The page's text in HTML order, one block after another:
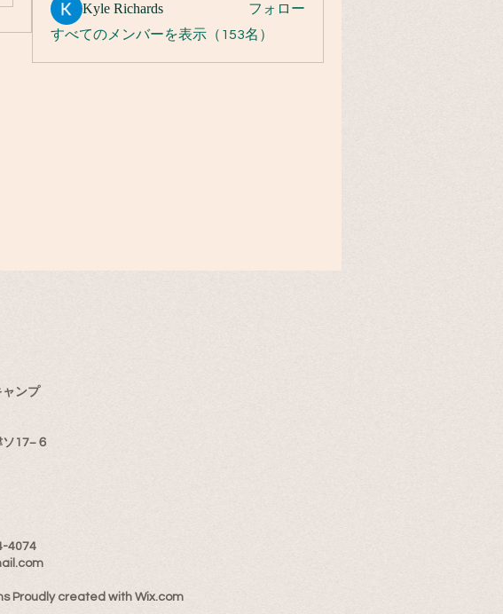
Kyle Richards
フォロー
すべてのメンバーを表示（153名）
ンプ
津ソ17−６
4074
Proudly created with Wix.com